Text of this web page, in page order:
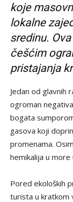
koje
lokalne
sredinu.
češćim
pristajanja
Jedan od glavnih
ogroman
bogata
gasova koji
promenama.
hemikalija u
Pored ekoloških
turista u kratkom